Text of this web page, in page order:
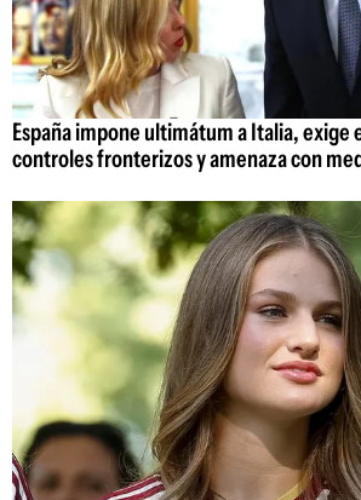
España impone ultimátum a Italia, exige
controles fronterizos y amenaza con